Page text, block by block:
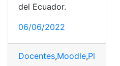
del Ecuador.
06/06/2022
Docentes,Moodle,